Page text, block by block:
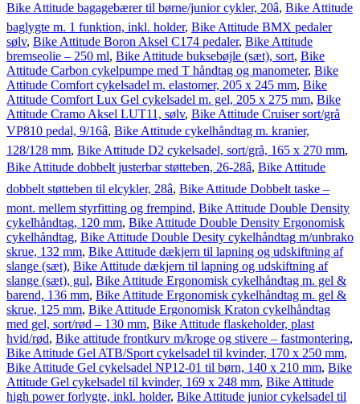
Bike Attitude bagagebærer til børne/junior cykler, 20â, Bike Attitude
baglygte m. 1 funktion, inkl. holder, Bike Attitude BMX pedaler
sølv, Bike Attitude Boron Aksel C174 pedaler, Bike Attitude
bremseolie – 250 ml, Bike Attitude buksebøjle (sæt), sort, Bike
Attitude Carbon cykelpumpe med T håndtag og manometer, Bike
Attitude Comfort cykelsadel m. elastomer, 205 x 245 mm, Bike
Attitude Comfort Lux Gel cykelsadel m. gel, 205 x 275 mm, Bike
Attitude Cramo Aksel LUT11, sølv, Bike Attitude Cruiser sort/grå
VP810 pedal, 9/16â, Bike Attitude cykelhåndtag m. kranier,
128/128 mm, Bike Attitude D2 cykelsadel, sort/grå, 165 x 270 mm,
Bike Attitude dobbelt justerbar støtteben, 26-28â, Bike Attitude
dobbelt støtteben til elcykler, 28â, Bike Attitude Dobbelt taske –
mont. mellem styrfitting og frempind, Bike Attitude Double Density
cykelhåndtag, 120 mm, Bike Attitude Double Density Ergonomisk
cykelhåndtag, Bike Attitude Double Desity cykelhåndtag m/unbrako
skrue, 132 mm, Bike Attitude dækjern til lapning og udskiftning af
slange (sæt), Bike Attitude dækjern til lapning og udskiftning af
slange (sæt), gul, Bike Attitude Ergonomisk cykelhåndtag m. gel &
barend, 136 mm, Bike Attitude Ergonomisk cykelhåndtag m. gel &
skrue, 125 mm, Bike Attitude Ergonomisk Kraton cykelhåndtag
med gel, sort/rød – 130 mm, Bike Attitude flaskeholder, plast
hvid/rød, Bike attitude frontkurv m/kroge og stivere – fastmontering,
Bike Attitude Gel ATB/Sport cykelsadel til kvinder, 170 x 250 mm,
Bike Attitude Gel cykelsadel NP12-01 til børn, 140 x 210 mm, Bike
Attitude Gel cykelsadel til kvinder, 169 x 248 mm, Bike Attitude
high power forlygte, inkl. holder, Bike Attitude junior cykelsadel til